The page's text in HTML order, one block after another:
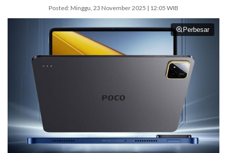
Posted: Minggu, 23 November 2025 | 12:05 WIB
Perbesar